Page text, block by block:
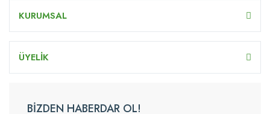
KURUMSAL
ÜYELİK
BİZDEN HABERDAR OL!